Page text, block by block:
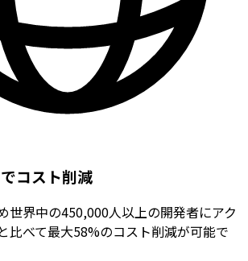
コスト削減
世界中の450,000人以上の開発者にアク
比べて最大58%のコスト削減が可能で